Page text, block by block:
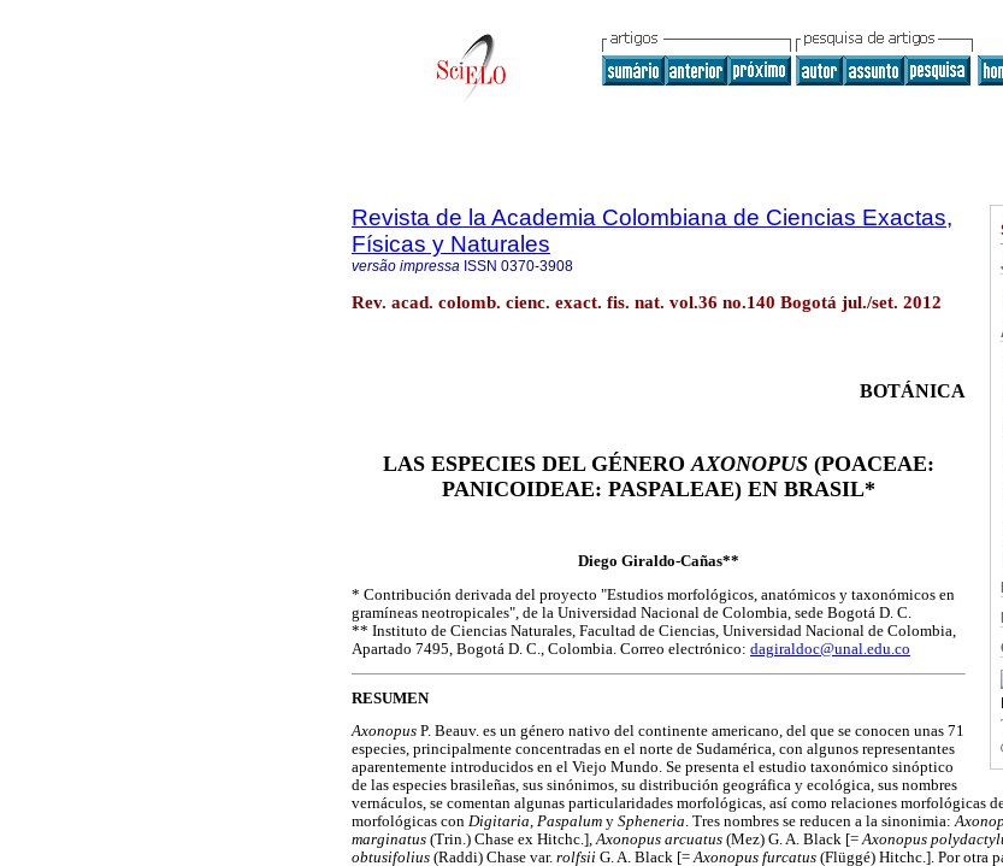
Revista de la Academia Colombiana de Ciencias Exactas,
Físicas y Naturales
versão impressa ISSN 0370-3908
Rev. acad. colomb. cienc. exact. fis. nat. vol.36 no.140 Bogotá jul./set. 2012
BOTÁNICA
LAS ESPECIES DEL GÉNERO AXONOPUS (POACEAE:
PANICOIDEAE: PASPALEAE) EN BRASIL*
Diego Giraldo-Cañas**
* Contribución derivada del proyecto "Estudios morfológicos, anatómicos y taxonómicos en
gramíneas neotropicales", de la Universidad Nacional de Colombia, sede Bogotá D. C.
** Instituto de Ciencias Naturales, Facultad de Ciencias, Universidad Nacional de Colombia,
Apartado 7495, Bogotá D. C., Colombia. Correo electrónico: dagiraldoc@unal.edu.co
RESUMEN
Axonopus P. Beauv. es un género nativo del continente americano, del que se conocen unas 71
especies, principalmente concentradas en el norte de Sudamérica, con algunos representantes
aparentemente introducidos en el Viejo Mundo. Se presenta el estudio taxonómico sinóptico
de las especies brasileñas, sus sinónimos, su distribución geográfica y ecológica, sus nombres
vernáculos, se comentan algunas particularidades morfológicas, así como relaciones morfológicas
morfológicas con Digitaria, Paspalum y Spheneria. Tres nombres se reducen a la sinonimia:
marginatus (Trin.) Chase ex Hitchc.],Axonopus arcuatus (Mez) G. A. Black [=Axonopus
obtusifolius (Raddi) Chase var. rolfsii G. A. Black [=Axonopus furcatus (Flüggé) Hitchc.]. Por otra